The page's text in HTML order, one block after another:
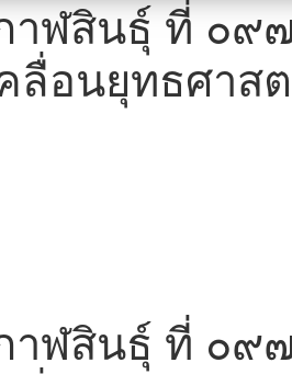
าฬสินธุ์ ที่ ๐๙
ลื่อนยุทธศาส
าฬสินธุ์ ที่ ๐๙